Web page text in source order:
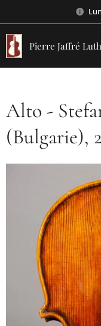
Pierre Jaffré
Alto -
(Bulgarie),